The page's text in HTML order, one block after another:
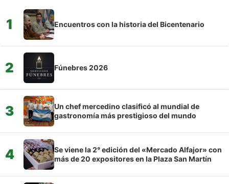
1 Encuentros con la historia del Bicentenario
2 Fúnebres 2026
3
Un chef mercedino clasificó al mundial de
gastronomía más prestigioso del mundo
4
Se viene la 2° edición del «Mercado Alfajor» con
más de 20 expositores en la Plaza San Martín